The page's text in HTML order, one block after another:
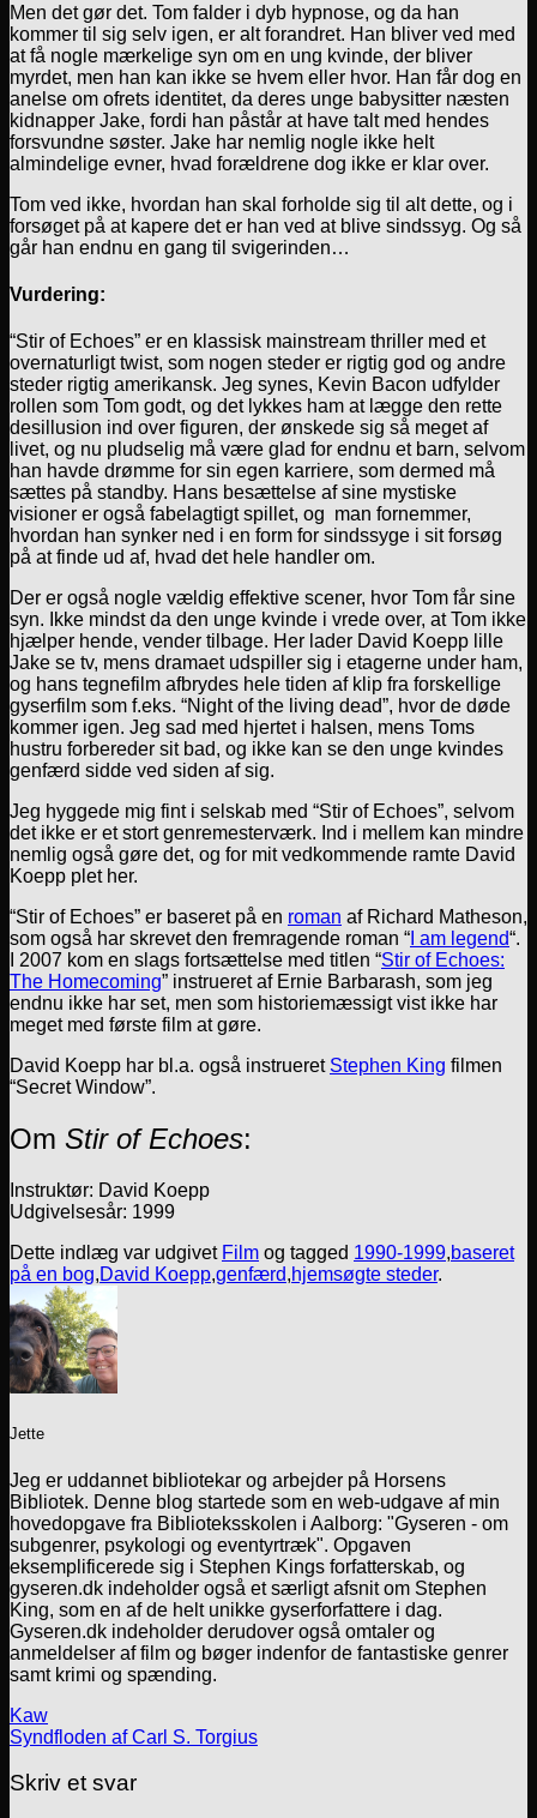
Men det gør det. Tom falder i dyb hypnose, og da han
kommer til sig selv igen, er alt forandret. Han bliver ved med
at få nogle mærkelige syn om en ung kvinde, der bliver
myrdet, men han kan ikke se hvem eller hvor. Han får dog en
anelse om ofrets identitet, da deres unge babysitter næsten
kidnapper Jake, fordi han påstår at have talt med hendes
forsvundne søster. Jake har nemlig nogle ikke helt
almindelige evner, hvad forældrene dog ikke er klar over.
Tom ved ikke, hvordan han skal forholde sig til alt dette, og i
forsøget på at kapere det er han ved at blive sindssyg. Og så
går han endnu en gang til svigerinden…
Vurdering:
“Stir of Echoes” er en klassisk mainstream thriller med et
overnaturligt twist, som nogen steder er rigtig god og andre
steder rigtig amerikansk. Jeg synes, Kevin Bacon udfylder
rollen som Tom godt, og det lykkes ham at lægge den rette
desillusion ind over figuren, der ønskede sig så meget af
livet, og nu pludselig må være glad for endnu et barn, selvom
han havde drømme for sin egen karriere, som dermed må
sættes på standby. Hans besættelse af sine mystiske
visioner er også fabelagtigt spillet, og man fornemmer,
hvordan han synker ned i en form for sindssyge i sit forsøg
på at finde ud af, hvad det hele handler om.
Der er også nogle vældig effektive scener, hvor Tom får sine
syn. Ikke mindst da den unge kvinde i vrede over, at Tom ikke
hjælper hende, vender tilbage. Her lader David Koepp lille
Jake se tv, mens dramaet udspiller sig i etagerne under ham,
og hans tegnefilm afbrydes hele tiden af klip fra forskellige
gyserfilm som f.eks. “Night of the living dead”, hvor de døde
kommer igen. Jeg sad med hjertet i halsen, mens Toms
hustru forbereder sit bad, og ikke kan se den unge kvindes
genfærd sidde ved siden af sig.
Jeg hyggede mig fint i selskab med “Stir of Echoes”, selvom
det ikke er et stort genremesterværk. Ind i mellem kan mindre
nemlig også gøre det, og for mit vedkommende ramte David
Koepp plet her.
“Stir of Echoes” er baseret på en roman af Richard Matheson,
som også har skrevet den fremragende roman “ I am legend“.
I 2007 kom en slags fortsættelse med titlen “Stir of Echoes:
The Homecoming” instrueret af Ernie Barbarash, som jeg
endnu ikke har set, men som historiemæssigt vist ikke har
meget med første film at gøre.
David Koepp har bl.a. også instrueret Stephen King filmen
“Secret Window”.
Om Stir of Echoes:
Instruktør: David Koepp
Udgivelsesår: 1999
Dette indlæg var udgivet Film og tagged 1990-1999,baseret
på en bog,David Koepp,genfærd,hjemsøgte steder.
Jette
Jeg er uddannet bibliotekar og arbejder på Horsens
Bibliotek. Denne blog startede som en web-udgave af min
hovedopgave fra Biblioteksskolen i Aalborg: "Gyseren - om
subgenrer, psykologi og eventyrtræk". Opgaven
eksemplificerede sig i Stephen Kings forfatterskab, og
gyseren.dk indeholder også et særligt afsnit om Stephen
King, som en af de helt unikke gyserforfattere i dag.
Gyseren.dk indeholder derudover også omtaler og
anmeldelser af film og bøger indenfor de fantastiske genrer
samt krimi og spænding.
Kaw
Syndfloden af Carl S. Torgius
Skriv et svar